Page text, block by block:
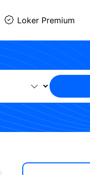
Loker Premium